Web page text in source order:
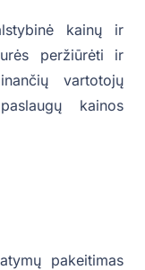
kainų ir
peržiūrėti ir
vartotojų
kainos
pakeitimas